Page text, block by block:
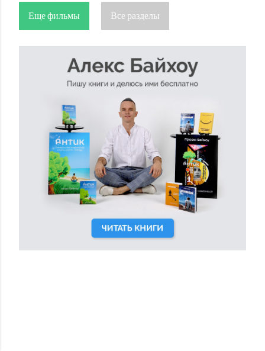
Еще фильмы Все разделы